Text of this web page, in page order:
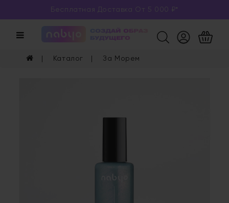
Бесплатная Доставка От 5 000 ₽*
Каталог За Морем